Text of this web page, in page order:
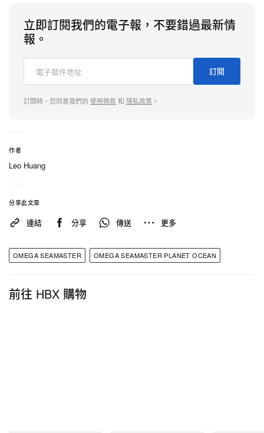
立即訂閱我們的電子報，不要錯過最新情
報。
訂閱
訂閱時，您同意我們的 使用條款和 隱私政策 。
作者
Leo Huang
分享此文章
連結 分享 傳送 更多
OMEGA SEAMASTER OMEGA SEAMASTER PLANET OCEAN
前往 HBX 購物